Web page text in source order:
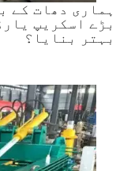
ہماری دھات کے
بڑے اسکریپ
بہتر بنایا؟